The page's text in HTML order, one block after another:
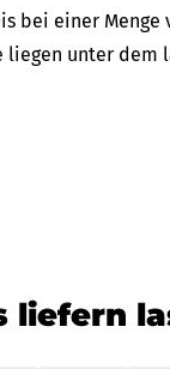
bei einer Menge
liegen unter dem
liefern